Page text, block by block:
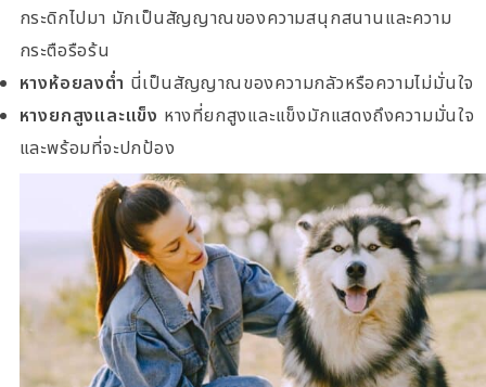
กระดิกไปมา มักเป็นสัญญาณของความสนุกสนานและความ
กระตือรือร้น
หางห้อยลงต่ำ นี่เป็นสัญญาณของความกลัวหรือความไม่มั่นใจ
หางยกสูงและแข็ง หางที่ยกสูงและแข็งมักแสดงถึงความมั่นใจ
และพร้อมที่จะปกป้อง